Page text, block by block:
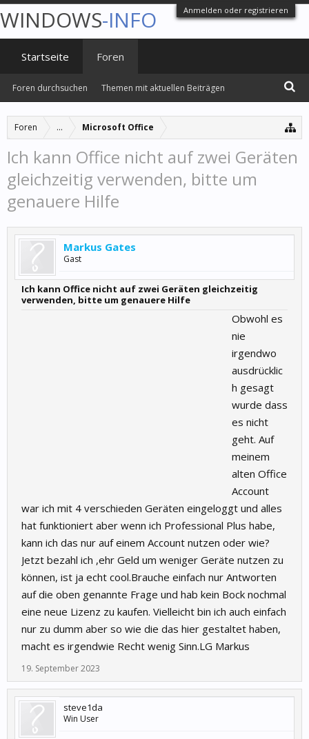
Anmelden oder registrieren
Foren ... Microsoft Office
Ich kann Office nicht auf zwei Geräten
gleichzeitig verwenden, bitte um
genauere Hilfe
Markus Gates
Gast
Ich kann Office nicht auf zwei Geräten gleichzeitig
verwenden, bitte um genauere Hilfe
Obwohl es
nie
irgendwo
ausdrücklic
h gesagt
wurde dass
es nicht
geht. Auf
meinem
alten Office
Account
war ich mit 4 verschieden Geräten eingeloggt und alles
hat funktioniert aber wenn ich Professional Plus habe,
kann ich das nur auf einem Account nutzen oder wie?
Jetzt bezahl ich ,ehr Geld um weniger Geräte nutzen zu
können, ist ja echt cool.Brauche einfach nur Antworten
auf die oben genannte Frage und hab kein Bock nochmal
eine neue Lizenz zu kaufen. Vielleicht bin ich auch einfach
nur zu dumm aber so wie die das hier gestaltet haben,
macht es irgendwie Recht wenig Sinn.LG Markus
19. September 2023
steve1da
Win User
WINDOWS-INFO
Startseite Foren
Foren durchsuchen Themen mit aktuellen Beiträgen